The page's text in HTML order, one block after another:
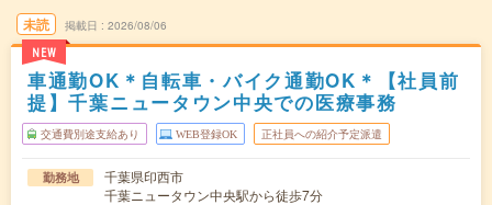
未読
NEW
掲載日 2026/08/06
車通勤OK＊自転車・バイク通勤OK＊【社員前
提】千葉ニュータウン中央での医療事務
交通費別途支給あり WEB登録OK 正社員への紹介予定派遣
勤務地
千葉県印西市
千葉ニュータウン中央駅から徒歩7分